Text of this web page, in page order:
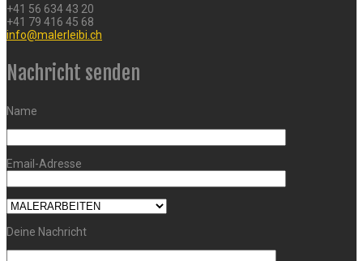
+41 56 634 43 20
+41 79 416 45 68
info@malerleibi.ch
Nachricht senden
Name
Email-Adresse
Deine Nachricht